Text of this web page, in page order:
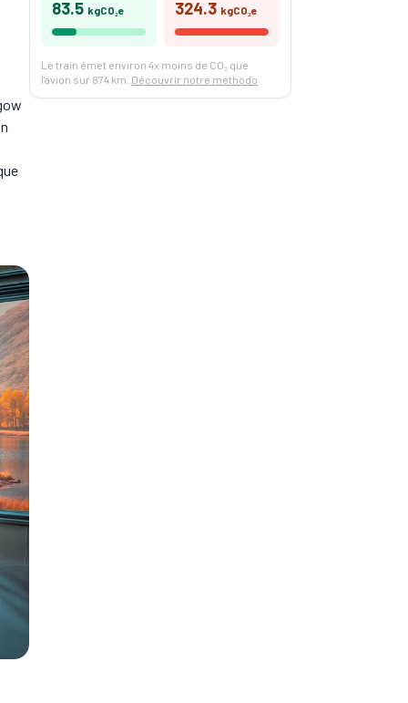
83.5 kgCO₂e 324.3 kgCO₂e
Le train émet environ 4x moins de CO₂ que
l'avion sur 874 km. Découvrir notre méthodo